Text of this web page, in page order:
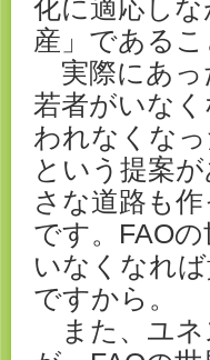
化に適応し
産」であるこ
実際にあっ
若者がいな
われなくな
という提案
さな道路も
です。FAO
いなくなれ
ですから。
また、ユネ